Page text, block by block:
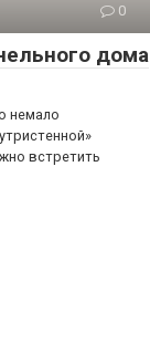
0
дома
немало
встретить